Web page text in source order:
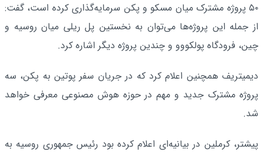
۵۰ پروژه مشترک میان مسکو و پکن سرمایه‌گذاری کرده است، گفت:
از جمله این پروژه‌ها می‌توان به نخستین پل ریلی میان روسیه و
چین، فرودگاه پولکووو و چندین پروژه دیگر اشاره کرد.
دیمیتریف همچنین اعلام کرد که در جریان سفر پوتین به پکن، سه
پروژه مشترک جدید و مهم در حوزه هوش مصنوعی معرفی خواهد
شد.
پیشتر، کرملین در بیانیه‌ای اعلام کرده بود رئیس‌ جمهوری روسیه به